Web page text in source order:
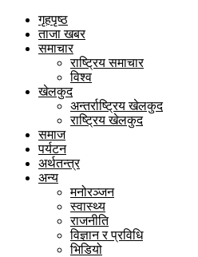
गृहपृष्ठ
ताजा खबर
समाचार
राष्ट्रिय समाचार
विश्व
खेलकुद
अन्तर्राष्ट्रिय खेलकुद
राष्ट्रिय खेलकुद
समाज
पर्यटन
अर्थतन्त्र
अन्य
मनोरञ्जन
स्वास्थ्य
राजनीति
विज्ञान र प्रविधि
भिडियो